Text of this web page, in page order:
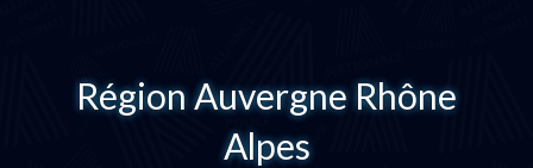
Région Auvergne Rhône
Alpes